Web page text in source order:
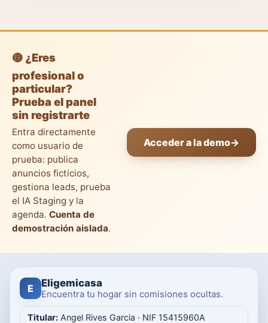
🟡 ¿Eres
profesional o
particular?
Prueba el panel
sin registrarte
Entra directamente
como usuario de
prueba: publica
anuncios ficticios,
gestiona leads, prueba
el IA Staging y la
agenda. Cuenta de
demostración aislada.
Acceder a la demo→
E Eligemicasa
Encuentra tu hogar sin comisiones ocultas.
Titular: Angel Rives Garcia · NIF 15415960A